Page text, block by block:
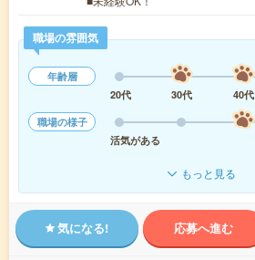
職場の雰囲気
年齢層
20代
30代 40代
職場の様子
活気がある
もっと見る
気になる! 応募へ進む